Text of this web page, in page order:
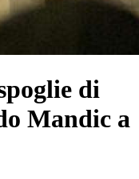
di
Mandic a